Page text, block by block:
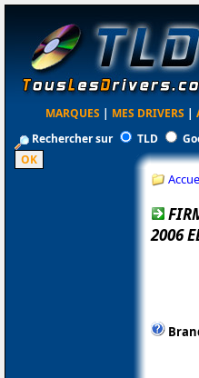
MARQUES | MES DRIVERS |
Rechercher sur
TLD
2006